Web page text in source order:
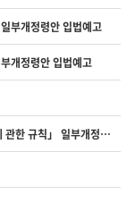
부개정령안 입법예고
개정령안 입법예고
「국방부 및 그 소속청 소관 비영리법인의 설립 및 감독에 관한 규칙」 일부개정령안 입법예고